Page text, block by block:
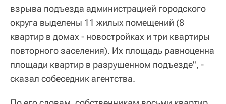
взрыва подъезда администрацией городского
округа выделены 11 жилых помещений (8
квартир в домах - новостройках и три квартиры
повторного заселения). Их площадь равноценна
площади квартир в разрушенном подъезде", -
сказал собеседник агентства.